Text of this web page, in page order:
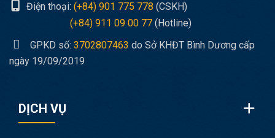
Điện thoại: (+84) 901 775 778 (CSKH)
(+84) 911 09 00 77 (Hotline)
GPKD số: 3702807463 do Sở KHĐT Bình Dương cấp
ngày 19/09/2019
DỊCH VỤ